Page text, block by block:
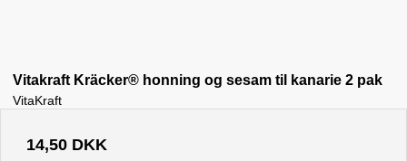
Vitakraft Kräcker® honning og sesam til kanarie 2 pak
VitaKraft
14,50 DKK